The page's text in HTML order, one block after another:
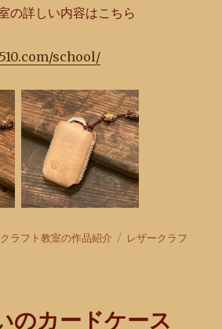
の詳しい内容はこちら
school/
ラフト教室の作品紹介
タ
レザークラフ
のカードケース